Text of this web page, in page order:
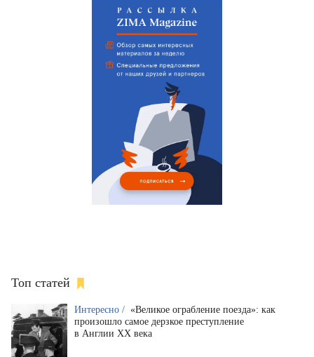
Топ статей
Интересно / «Великое ограбление поезда»: как
произошло самое дерзкое преступление
в Англии XX века